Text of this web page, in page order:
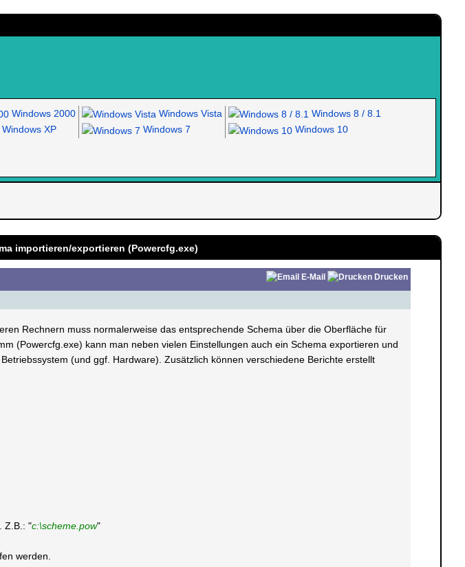
Windows 2000
XP
Windows Vista
Windows 7
Windows 8 / 8.1
Windows 10
importieren/exportieren (Powercfg.exe)
E-Mail Drucken
Rechnern muss normalerweise das entsprechende Schema über die Oberfläche für
(Powercfg.exe) kann man neben vielen Einstellungen auch ein Schema exportieren und
(und ggf. Hardware). Zusätzlich können verschiedene Berichte erstellt
Z.B.: "c:\scheme.pow"
werden.